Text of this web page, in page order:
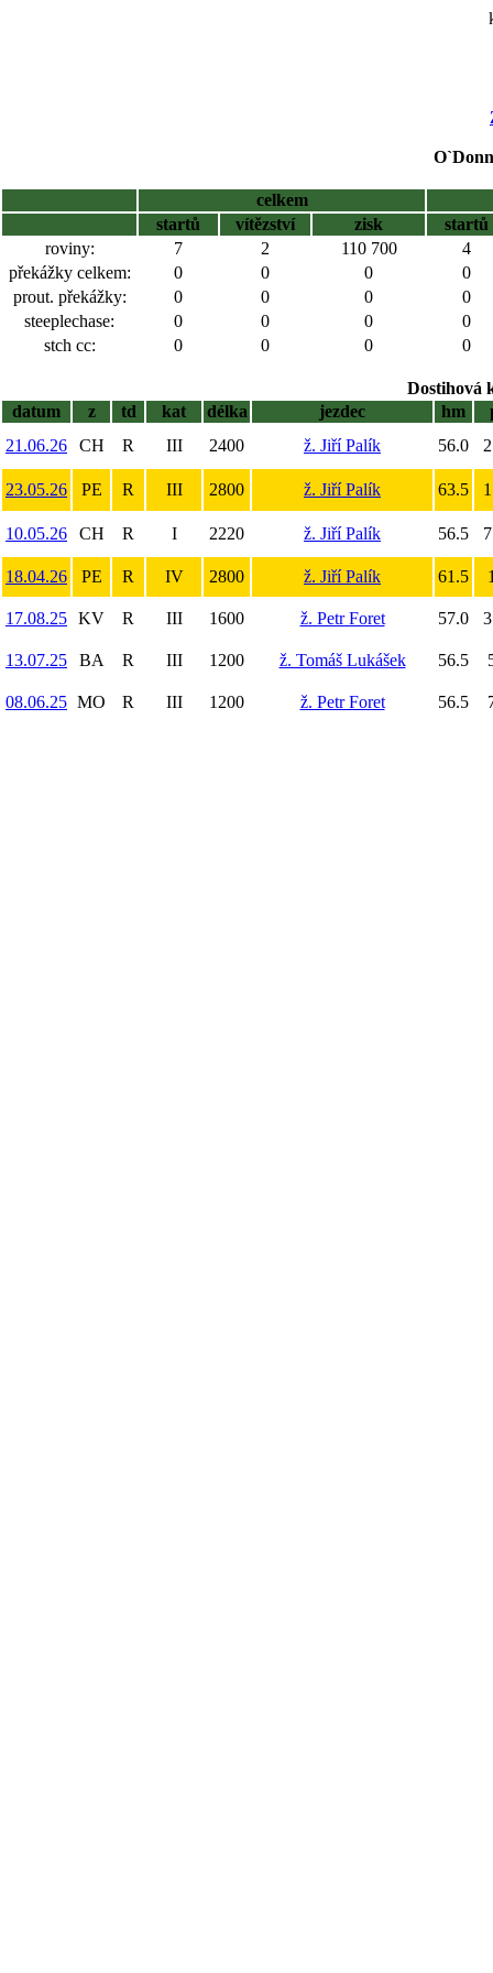
celkem
startů
vítězství zisk
startů
roviny:
7 2 110 700
4
překážky celkem:
0 0 0
0
prout. překážky:
0 0 0
0
steeplechase:
0 0 0
0
stch cc:
0 0 0 0
Dostihová
datum
z td kat délka jezdec hm
21.06.26
CH R III 2400 ž. Jiří Palík 56.0
23.05.26 PE R III 2800 ž. Jiří Palík 63.5
10.05.26 CH R I 2220 ž. Jiří Palík 56.5
18.04.26 PE R IV 2800 ž. Jiří Palík 61.5
17.08.25 KV R III 1600 ž. Petr Foret 57.0
13.07.25 BA R III 1200 ž. Tomáš Lukášek 56.5
08.06.25 MO R III 1200 ž. Petr Foret 56.5